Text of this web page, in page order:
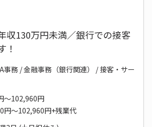
収130万円未満／銀行での接客
！
事務 / 金融事務（銀行関連） / 接客・サー
～102,960円
円～102,960円+残業代